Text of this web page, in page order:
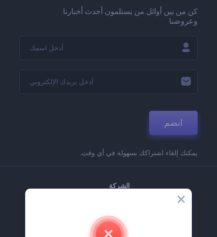
كن من بين أوائل من يستلمون أحدث أخبارنا
وعروضنا
انضم
يمكنك إلغاء اشتراكك بسهولة في أي وقت.
الشركة
اتصل بنا
وظائف